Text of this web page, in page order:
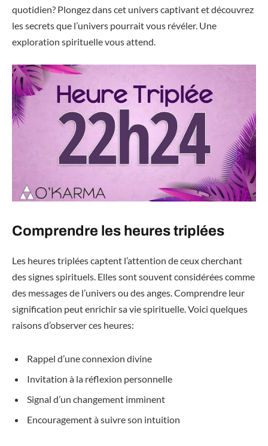
quotidien? Plongez dans cet univers captivant et découvrez
les secrets que l’univers pourrait vous révéler. Une
exploration spirituelle vous attend.
Comprendre les heures triplées
Les heures triplées captent l’attention de ceux cherchant
des signes spirituels. Elles sont souvent considérées comme
des messages de l’univers ou des anges. Comprendre leur
signification peut enrichir sa vie spirituelle. Voici quelques
raisons d’observer ces heures:
Rappel d’une connexion divine
Invitation à la réflexion personnelle
Signal d’un changement imminent
Encouragement à suivre son intuition